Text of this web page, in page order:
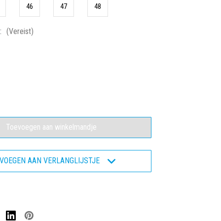
46 47 48
(Vereist)
AAN VERLANGLIJSTJE